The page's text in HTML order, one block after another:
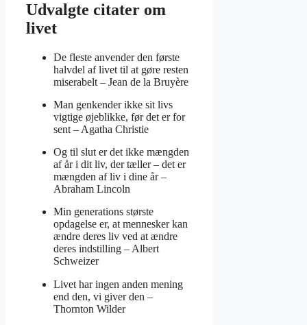
Udvalgte citater om
livet
De fleste anvender den første
halvdel af livet til at gøre resten
miserabelt – Jean de la Bruyère
Man genkender ikke sit livs
vigtige øjeblikke, før det er for
sent – Agatha Christie
Og til slut er det ikke mængden
af år i dit liv, der tæller – det er
mængden af liv i dine år –
Abraham Lincoln
Min generations største
opdagelse er, at mennesker kan
ændre deres liv ved at ændre
deres indstilling – Albert
Schweizer
Livet har ingen anden mening
end den, vi giver den –
Thornton Wilder